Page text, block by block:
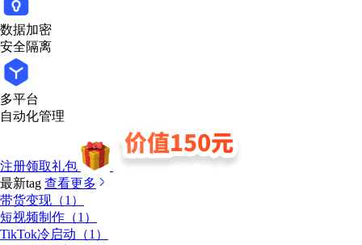
数据加密
安全隔离
多平台
自动化管理
注册领取礼包
最新tag 查看更多
带货变现（1）
短视频制作（1）
TikTok冷启动（1）